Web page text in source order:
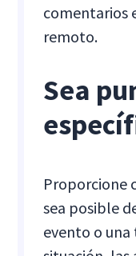
comentarios
remoto.
Sea
Proporcione
sea posible
evento o una